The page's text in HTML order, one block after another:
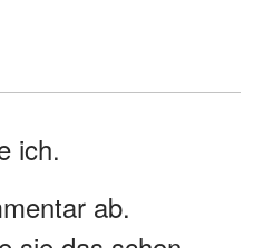
ich.
ab.